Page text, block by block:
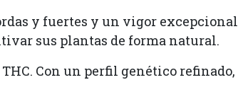
y fuertes y un vigor
sus plantas de forma natural.
Con un perfil genético